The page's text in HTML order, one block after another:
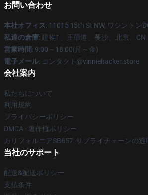
お問い合わせ
本社オフィス: 11015 15th St NW, ワシントン
私達の倉庫: 建物1、王華道、長沙、北京、CN
営業時間: 9:00～18:00(月～金)
電子メール: コンタクト@vinniehacker.store
会社案内
私たちについて
利用規約
プライバシーポリシー
DMCA - 著作権ポリシー
カリフォルニアSB657: サプライチェーンの透
当社のサポート
配送&配送ポリシー
支払条件